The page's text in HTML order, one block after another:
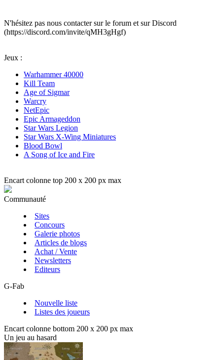
N'hésitez pas nous contacter sur le forum et sur Discord
(https://discord.com/invite/qMH3gHgf)
Jeux :
Warhammer 40000
Kill Team
Age of Sigmar
Warcry
NetEpic
Epic Armageddon
Star Wars Legion
Star Wars X-Wing Miniatures
Blood Bowl
A Song of Ice and Fire
Encart colonne top 200 x 200 px max
Communauté
Sites
Concours
Galerie photos
Articles de blogs
Achat / Vente
Newsletters
Editeurs
G-Fab
Nouvelle liste
Listes des joueurs
Encart colonne bottom 200 x 200 px max
Un jeu au hasard